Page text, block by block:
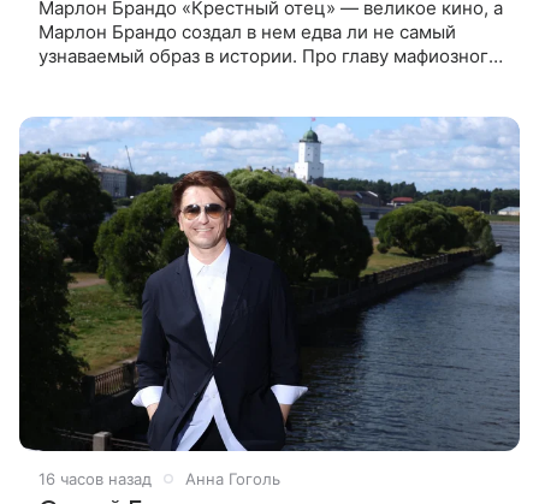
Марлон Брандо «Крестный отец» — великое кино, а
Марлон Брандо создал в нем едва ли не самый
узнаваемый образ в истории. Про главу мафиозного
16 часов назад Анна Гоголь